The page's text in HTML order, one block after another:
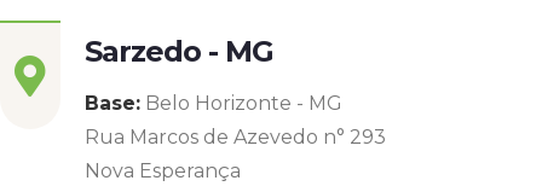
Sarzedo - MG
Base: Belo Horizonte - MG
Rua Marcos de Azevedo n° 293
Nova Esperança